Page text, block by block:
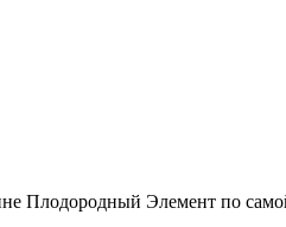
Плодородный Элемент по